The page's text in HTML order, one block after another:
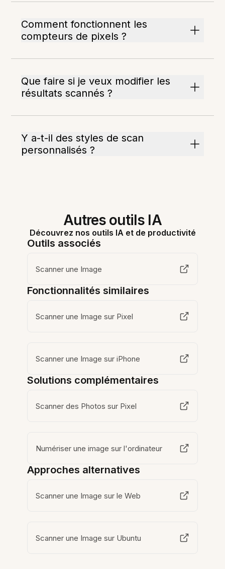
Comment fonctionnent les
compteurs de pixels ?
Que faire si je veux modifier les
résultats scannés ?
Y a-t-il des styles de scan
personnalisés ?
Autres outils IA
Découvrez nos outils IA et de productivité
Outils associés
Scanner une Image
Fonctionnalités similaires
Scanner une Image sur Pixel
Scanner une Image sur iPhone
Solutions complémentaires
Scanner des Photos sur Pixel
Numériser une image sur l'ordinateur
Approches alternatives
Scanner une Image sur le Web
Scanner une Image sur Ubuntu